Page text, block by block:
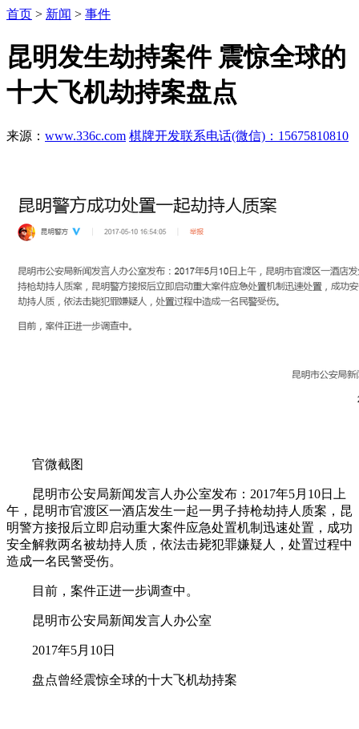
首页 > 新闻 > 事件
昆明发生劫持案件 震惊全球的
十大飞机劫持案盘点
来源： www.336c.com 棋牌开发联系电话(微信)：15675810810
官微截图
昆明市公安局新闻发言人办公室发布：2017年5月10日上
午，昆明市官渡区一酒店发生一起一男子持枪劫持人质案，昆
明警方接报后立即启动重大案件应急处置机制迅速处置，成功
安全解救两名被劫持人质，依法击毙犯罪嫌疑人，处置过程中
造成一名民警受伤。
目前，案件正进一步调查中。
昆明市公安局新闻发言人办公室
2017年5月10日
盘点曾经震惊全球的十大飞机劫持案